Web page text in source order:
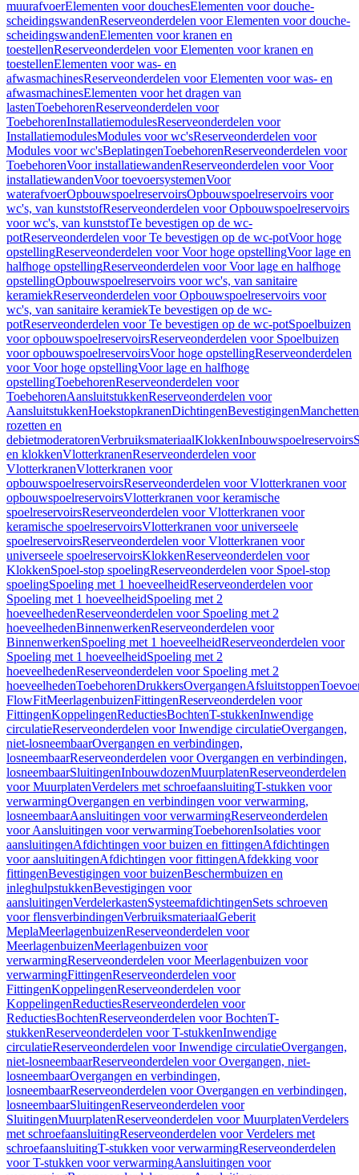
muurafvoerElementen voor douchesElementen voor douche-
scheidingswandenReserveonderdelen voor Elementen voor douche-
scheidingswandenElementen voor kranen en
toestellenReserveonderdelen voor Elementen voor kranen en
toestellenElementen voor was- en
afwasmachinesReserveonderdelen voor Elementen voor was- en
afwasmachinesElementen voor het dragen van
lastenToebehorenReserveonderdelen voor
ToebehorenInstallatiemodulesReserveonderdelen voor
InstallatiemodulesModules voor wc'sReserveonderdelen voor
Modules voor wc'sBeplatingenToebehorenReserveonderdelen voor
ToebehorenVoor installatiewandenReserveonderdelen voor Voor
installatiewandenVoor toevoersystemenVoor
waterafvoerOpbouwspoelreservoirsOpbouwspoelreservoirs voor
wc's, van kunststofReserveonderdelen voor Opbouwspoelreservoirs
voor wc's, van kunststofTe bevestigen op de wc-
potReserveonderdelen voor Te bevestigen op de wc-potVoor hoge
opstellingReserveonderdelen voor Voor hoge opstellingVoor lage en
halfhoge opstellingReserveonderdelen voor Voor lage en halfhoge
opstellingOpbouwspoelreservoirs voor wc's, van sanitaire
keramiekReserveonderdelen voor Opbouwspoelreservoirs voor
wc's, van sanitaire keramiekTe bevestigen op de wc-
potReserveonderdelen voor Te bevestigen op de wc-potSpoelbuizen
voor opbouwspoelreservoirsReserveonderdelen voor Spoelbuizen
voor opbouwspoelreservoirsVoor hoge opstellingReserveonderdelen
voor Voor hoge opstellingVoor lage en halfhoge
opstellingToebehorenReserveonderdelen voor
ToebehorenAansluitstukkenReserveonderdelen voor
AansluitstukkenHoekstopkranenDichtingenBevestigingenManchetten
rozetten en
debietmoderatorenVerbruiksmateriaalKlokkenInbouwspoelreservoirs
en klokkenVlotterkranenReserveonderdelen voor
VlotterkranenVlotterkranen voor
opbouwspoelreservoirsReserveonderdelen voor Vlotterkranen voor
opbouwspoelreservoirsVlotterkranen voor keramische
spoelreservoirsReserveonderdelen voor Vlotterkranen voor
keramische spoelreservoirsVlotterkranen voor universeele
spoelreservoirsReserveonderdelen voor Vlotterkranen voor
universeele spoelreservoirsKlokkenReserveonderdelen voor
KlokkenSpoel-stop spoelingReserveonderdelen voor Spoel-stop
spoelingSpoeling met 1 hoeveelheidReserveonderdelen voor
Spoeling met 1 hoeveelheidSpoeling met 2
hoeveelhedenReserveonderdelen voor Spoeling met 2
hoeveelhedenBinnenwerkenReserveonderdelen voor
BinnenwerkenSpoeling met 1 hoeveelheidReserveonderdelen voor
Spoeling met 1 hoeveelheidSpoeling met 2
hoeveelhedenReserveonderdelen voor Spoeling met 2
hoeveelhedenToebehorenDrukkersOvergangenAfsluitstoppen
FlowFitMeerlagenbuizenFittingenReserveonderdelen voor
FittingenKoppelingenReductiesBochtenT-stukkenInwendige
circulatieReserveonderdelen voor Inwendige circulatieOvergangen,
niet-losneembaarOvergangen en verbindingen,
losneembaarReserveonderdelen voor Overgangen en verbindingen,
losneembaarSluitingenInbouwdozenMuurplatenReserveonderdelen
voor MuurplatenVerdelers met schroefaansluitingT-stukken voor
verwarmingOvergangen en verbindingen voor verwarming,
losneembaarAansluitingen voor verwarmingReserveonderdelen
voor Aansluitingen voor verwarmingToebehorenIsolaties voor
aansluitingenAfdichtingen voor buizen en fittingenAfdichtingen
voor aansluitingenAfdichtingen voor fittingenAfdekking voor
fittingenBevestigingen voor buizenBeschermbuizen en
inleghulpstukkenBevestigingen voor
aansluitingenVerdelerkastenSysteemafdichtingenSets schroeven
voor flensverbindingenVerbruiksmateriaalGeberit
MeplaMeerlagenbuizenReserveonderdelen voor
MeerlagenbuizenMeerlagenbuizen voor
verwarmingReserveonderdelen voor Meerlagenbuizen voor
verwarmingFittingenReserveonderdelen voor
FittingenKoppelingenReserveonderdelen voor
KoppelingenReductiesReserveonderdelen voor
ReductiesBochtenReserveonderdelen voor BochtenT-
stukkenReserveonderdelen voor T-stukkenInwendige
circulatieReserveonderdelen voor Inwendige circulatieOvergangen,
niet-losneembaarReserveonderdelen voor Overgangen, niet-
losneembaarOvergangen en verbindingen,
losneembaarReserveonderdelen voor Overgangen en verbindingen,
losneembaarSluitingenReserveonderdelen voor
SluitingenMuurplatenReserveonderdelen voor MuurplatenVerdelers
met schroefaansluitingReserveonderdelen voor Verdelers met
schroefaansluitingT-stukken voor verwarmingReserveonderdelen
voor T-stukken voor verwarmingAansluitingen voor